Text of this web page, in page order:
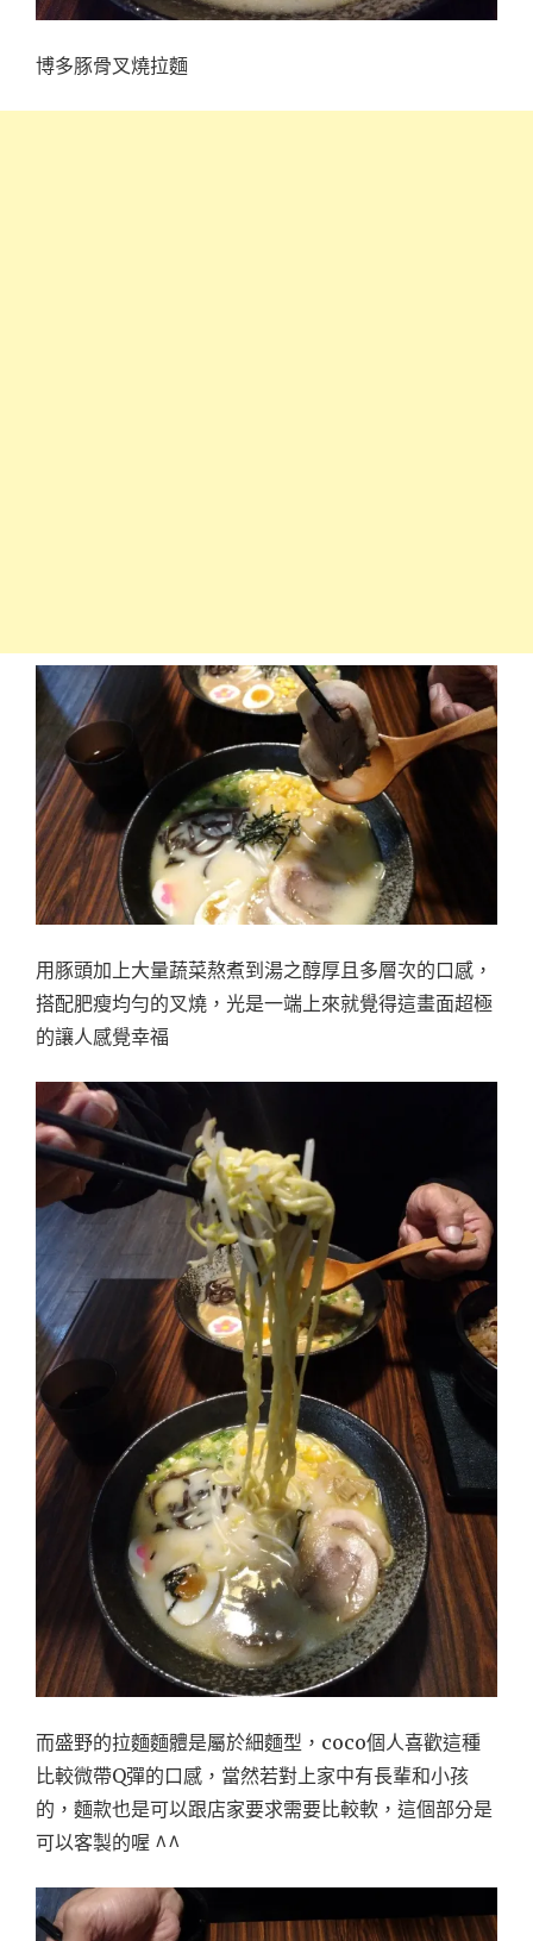
博多豚骨叉燒拉麵
用豚頭加上大量蔬菜熬煮到湯之醇厚且多層次的口感，
搭配肥瘦均勻的叉燒，光是一端上來就覺得這畫面超極
的讓人感覺幸福
而盛野的拉麵麵體是屬於細麵型，coco個人喜歡這種
比較微帶Q彈的口感，當然若對上家中有長輩和小孩
的，麵款也是可以跟店家要求需要比較軟，這個部分是
可以客製的喔 ^^